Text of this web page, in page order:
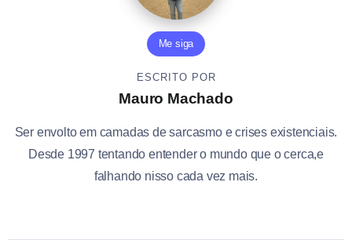
Me siga
ESCRITO POR
Mauro Machado
Ser envolto em camadas de sarcasmo e crises existenciais.
Desde 1997 tentando entender o mundo que o cerca,e
falhando nisso cada vez mais.